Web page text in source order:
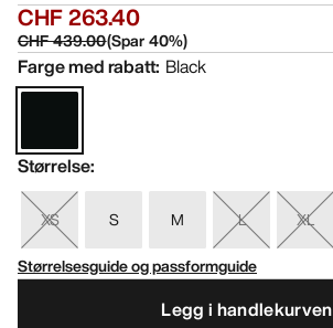
CHF 263.40
CHF 439.00(Spar40%)
Farge med rabatt: Black
Størrelse:
XS S M L
XL
Størrelsesguide og passformguide
Legg i handlekurven